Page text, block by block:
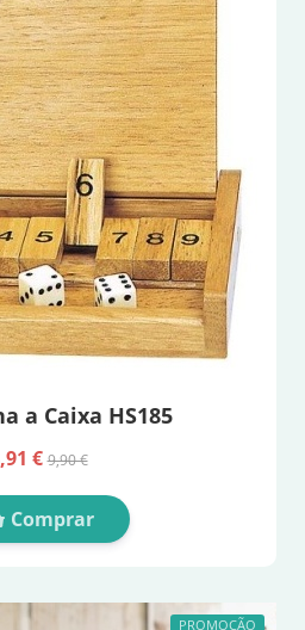
a Caixa HS185
€9,90 €
Comprar
PROMOÇÃO